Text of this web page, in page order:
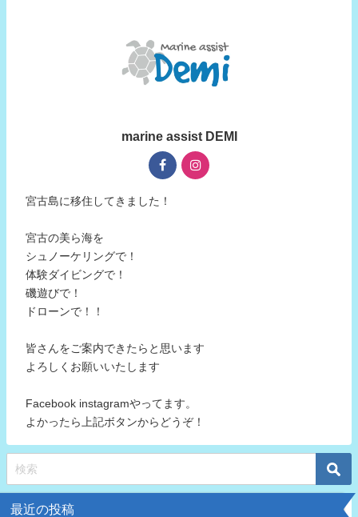
marine assist DEMI
宮古島に移住してきました！
宮古の美ら海を
シュノーケリングで！
体験ダイビングで！
磯遊びで！
ドローンで！！
皆さんをご案内できたらと思います
よろしくお願いいたします
Facebook instagramやってます。
よかったら上記ボタンからどうぞ！
最近の投稿